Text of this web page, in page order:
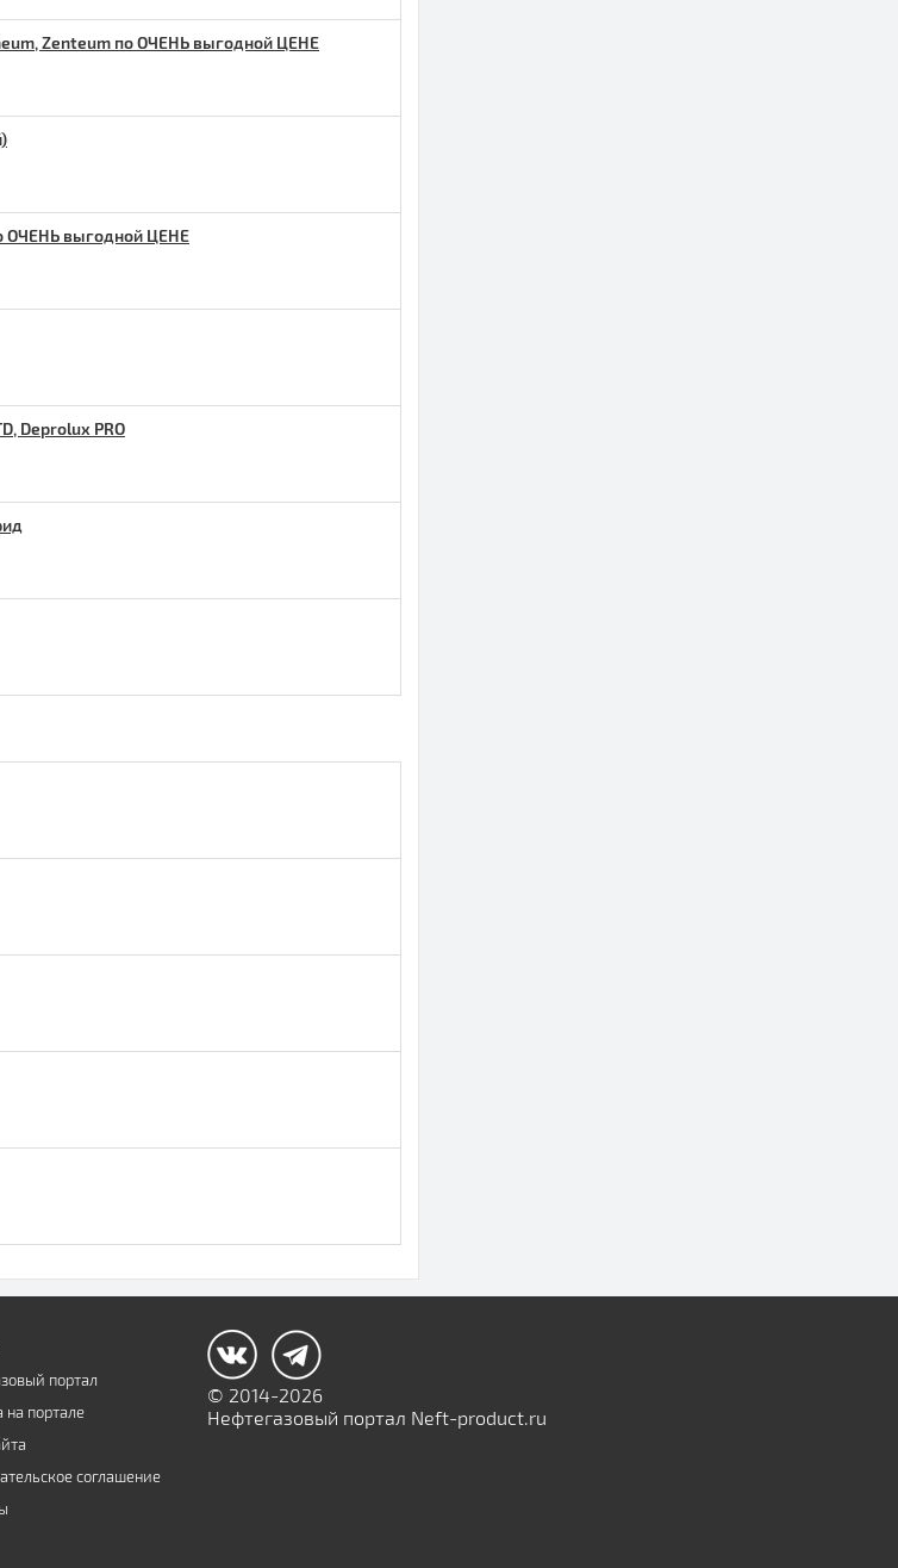
Zenteum по ОЧЕНЬ выгодной ЦЕНЕ
ОЧЕНЬ выгодной ЦЕНЕ
Deprolux PRO
портал
на портале
соглашение
© 2014-2026
Нефтегазовый портал Neft-product.ru